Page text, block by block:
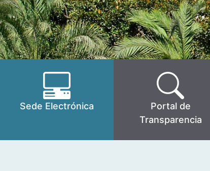
Sede Electrónica
Portal de
Transparencia